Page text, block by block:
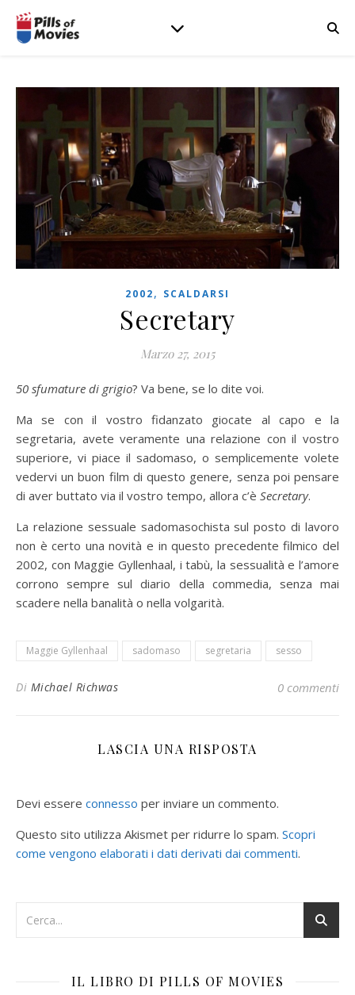
2002, SCALDARSI
Secretary
Marzo 27, 2015
50 sfumature di grigio? Va bene, se lo dite voi.
Ma se con il vostro fidanzato giocate al capo e la
segretaria, avete veramente una relazione con il vostro
superiore, vi piace il sadomaso, o semplicemente volete
vedervi un buon film di questo genere, senza poi pensare
di aver buttato via il vostro tempo, allora c’è Secretary.
La relazione sessuale sadomasochista sul posto di lavoro
non è certo una novità e in questo precedente filmico del
2002, con Maggie Gyllenhaal, i tabù, la sessualità e l’amore
corrono sempre sul diario della commedia, senza mai
scadere nella banalità o nella volgarità.
Maggie Gyllenhaal sadomaso segretaria sesso
Di Michael Richwas 0 commenti
LASCIA UNA RISPOSTA
Devi essere connesso per inviare un commento.
Questo sito utilizza Akismet per ridurre lo spam. Scopri
come vengono elaborati i dati derivati dai commenti.
IL LIBRO DI PILLS OF MOVIES